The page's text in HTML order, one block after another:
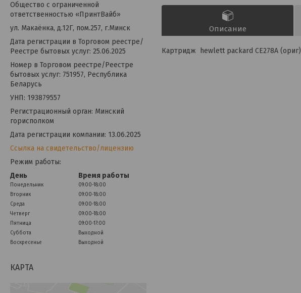
Описание
Картридж hewlett packard CE278A (ориг)
Общество с ограниченной
ответственностью «ПринтВайб»
ул. Макаёнка, д.12Г, пом.257, г.Минск
Дата регистрации в Торговом реестре/
Реестре бытовых услуг: 25.06.2025
Номер в Торговом реестре/Реестре
бытовых услуг: 751957, Республика
Беларусь
УНП: 193879557
Регистрационный орган: Минский
горисполком
Дата регистрации компании: 13.06.2025
Ссылка на свидетельство/лицензию
Режим работы:
День
Время работы
Понедельник
09:00-18:00
Вторник
09:00-18:00
Среда
09:00-18:00
Четверг
09:00-18:00
Пятница
09:00-17:00
Суббота
Выходной
Воскресенье
Выходной
КАРТА